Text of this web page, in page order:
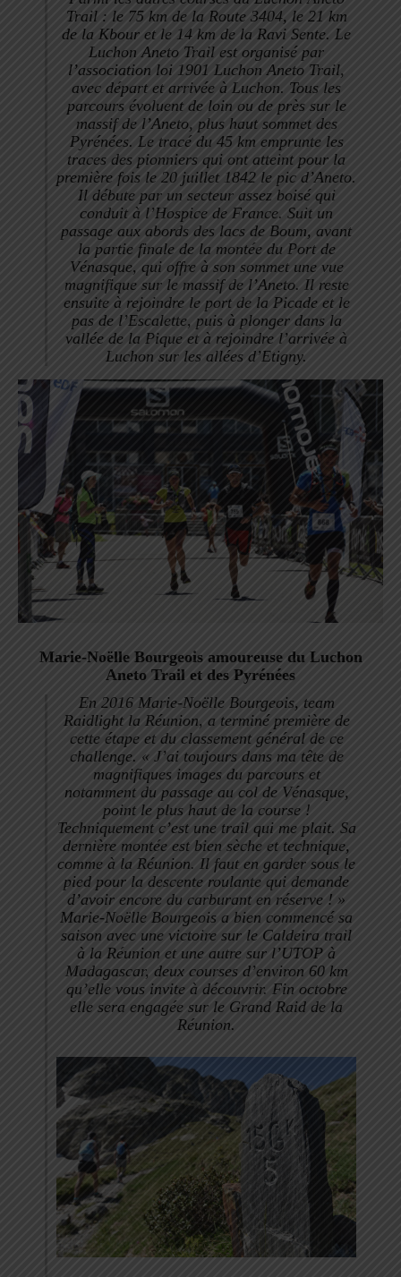
Trail : le 75 km de la Route 3404, le 21 km
de la Kbour et le 14 km de la Ravi Sente. Le
Luchon Aneto Trail est organisé par
l’association loi 1901 Luchon Aneto Trail,
avec départ et arrivée à Luchon. Tous les
parcours évoluent de loin ou de près sur le
massif de l’Aneto, plus haut sommet des
Pyrénées. Le tracé du 45 km emprunte les
traces des pionniers qui ont atteint pour la
première fois le 20 juillet 1842 le pic d’Aneto.
Il débute par un secteur assez boisé qui
conduit à l’Hospice de France. Suit un
passage aux abords des lacs de Boum, avant
la partie finale de la montée du Port de
Vénasque, qui offre à son sommet une vue
magnifique sur le massif de l’Aneto. Il reste
ensuite à rejoindre le port de la Picade et le
pas de l’Escalette, puis à plonger dans la
vallée de la Pique et à rejoindre l’arrivée à
Luchon sur les allées d’Etigny.
Marie-Noëlle Bourgeois amoureuse du Luchon
Aneto Trail et des Pyrénées
En 2016 Marie-Noëlle Bourgeois, team
Raidlight la Réunion, a terminé première de
cette étape et du classement général de ce
challenge. « J’ai toujours dans ma tête de
magnifiques images du parcours et
notamment du passage au col de Vénasque,
point le plus haut de la course !
Techniquement c’est une trail qui me plait. Sa
dernière montée est bien sèche et technique,
comme à la Réunion. Il faut en garder sous le
pied pour la descente roulante qui demande
d’avoir encore du carburant en réserve ! »
Marie-Noëlle Bourgeois a bien commencé sa
saison avec une victoire sur le Caldeira trail
à la Réunion et une autre sur l’UTOP à
Madagascar, deux courses d’environ 60 km
qu’elle vous invite à découvrir. Fin octobre
elle sera engagée sur le Grand Raid de la
Réunion.